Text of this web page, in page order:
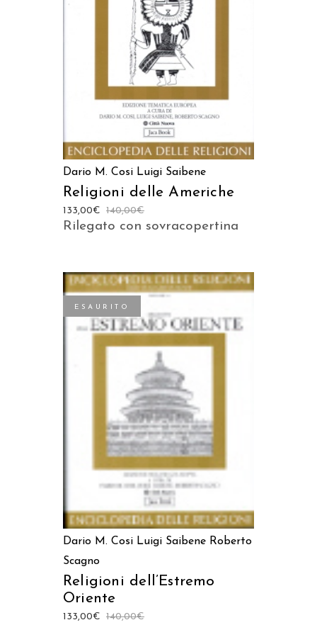
LEGGI TUTTO
Dario M. Cosi Luigi Saibene
Religioni delle Americhe
140,00€
133,00€
Rilegato con sovracopertina
ESAURITO
LEGGI TUTTO
Dario M. Cosi Luigi Saibene Roberto
Scagno
Religioni dell’Estremo
Oriente
140,00€
133,00€